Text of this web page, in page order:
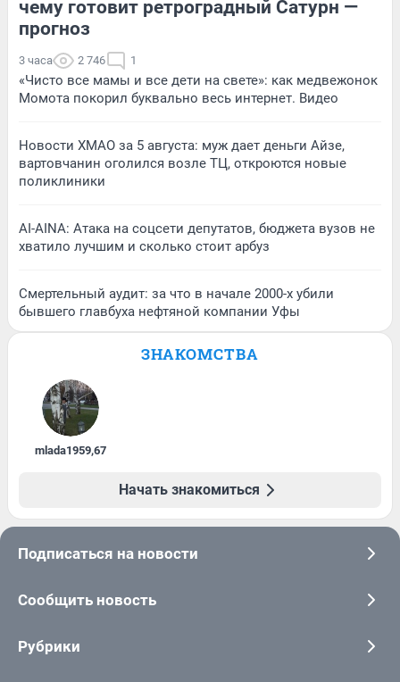
чему готовит ретроградный Сатурн —
прогноз
3 часа 2 746 1
«Чисто все мамы и все дети на свете»: как медвежонок
Момота покорил буквально весь интернет. Видео
Новости ХМАО за 5 августа: муж дает деньги Айзе,
вартовчанин оголился возле ТЦ, откроются новые
поликлиники
AI-AINA: Атака на соцсети депутатов, бюджета вузов не
хватило лучшим и сколько стоит арбуз
Смертельный аудит: за что в начале 2000-х убили
бывшего главбуха нефтяной компании Уфы
ЗНАКОМСТВА
mlada1959,67
Начать знакомиться
Подписаться на новости
Сообщить новость
Рубрики